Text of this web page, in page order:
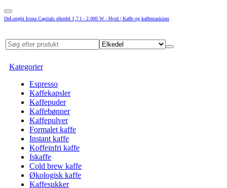
DeLonghi Icona Capitals elkedel 1,7 l - 2.000 W - Hvid | Kaffe og kaffemaskiner
Kategorier
Espresso
Kaffekapsler
Kaffepuder
Kaffebønner
Kaffepulver
Formalet kaffe
Instant kaffe
Koffeinfri kaffe
Iskaffe
Cold brew kaffe
Økologisk kaffe
Kaffesukker